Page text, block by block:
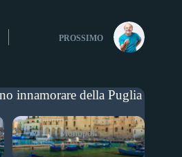
PROSSIMO
innamorare della Puglia
Monopoli